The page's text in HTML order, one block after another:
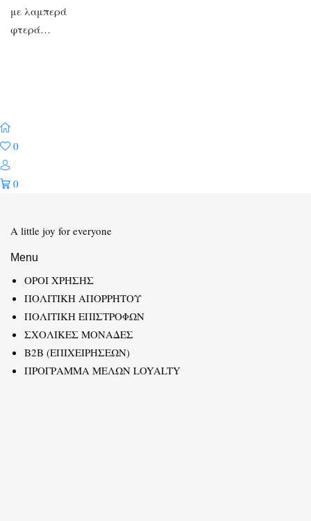
με λαμπερά
φτερά…
0
0
A little joy for everyone
Menu
ΟΡΟΙ ΧΡΗΣΗΣ
ΠΟΛΙΤΙΚΗ ΑΠΟΡΡΗΤΟΥ
ΠΟΛΙΤΙΚΗ ΕΠΙΣΤΡΟΦΩΝ
ΣΧΟΛΙΚΕΣ ΜΟΝΑΔΕΣ
B2B (ΕΠΙΧΕΙΡΗΣΕΩΝ)
ΠΡΟΓΡΑΜΜΑ ΜΕΛΩΝ LOYALTY